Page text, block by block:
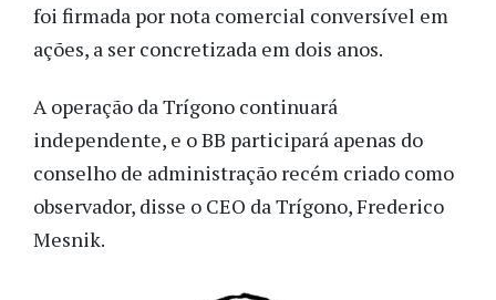
foi firmada por nota comercial conversível em
ações, a ser concretizada em dois anos.
A operação da Trígono continuará
independente, e o BB participará apenas do
conselho de administração recém criado como
observador, disse o CEO da Trígono, Frederico
Mesnik.